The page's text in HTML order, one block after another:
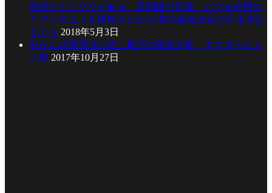
政策にカラクリがある 足利銀行倒産、バブル崩壊な
どすべてはドル防衛のため 日本の金融政策の司令塔は
ＣＦＲ 2018年5月3日
乳がん化学療法は史上最悪の薬害詐欺 マスタードガ
ス猟 2017年10月27日